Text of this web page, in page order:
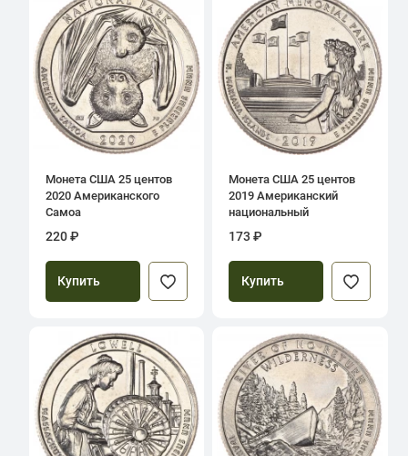
Монета США 25 центов
2020 Американского
Самоа
220 ₽
Купить
Монета США 25 центов
2019 Американский
национальный
мемориальный парк
173 ₽
Купить